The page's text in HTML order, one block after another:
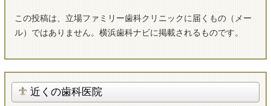
この投稿は、立場ファミリー歯科クリニックに届くもの（メー
ル）ではありません。横浜歯科ナビに掲載されるものです。
近くの歯科医院